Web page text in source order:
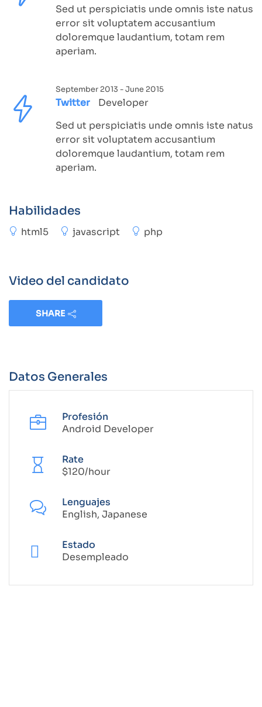
Sed ut perspiciatis unde omnis iste natus
error sit voluptatem accusantium
doloremque laudantium, totam rem
aperiam.
September 2013 - June 2015
Twitter
Developer
Sed ut perspiciatis unde omnis iste natus
error sit voluptatem accusantium
doloremque laudantium, totam rem
aperiam.
Habilidades
html5 javascript php
Video del candidato
SHARE
Datos Generales
Profesión
Android Developer
Rate
$120/hour
Lenguajes
English, Japanese
Estado
Desempleado